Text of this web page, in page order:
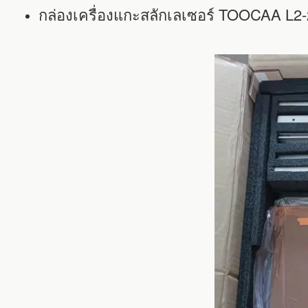
กล่องเครื่องแกะสลักเลเซอร์ TOOCAA